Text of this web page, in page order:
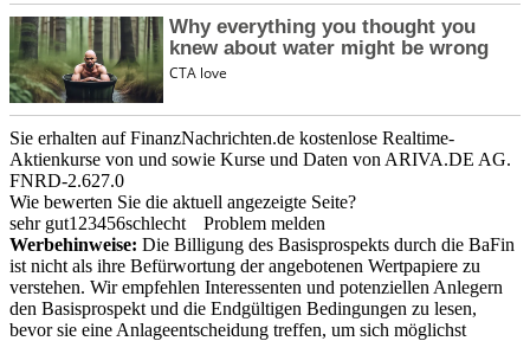
Sie erhalten auf FinanzNachrichten.de kostenlose Realtime-
Aktienkurse von und sowie Kurse und Daten von ARIVA.DE AG.
FNRD-2.627.0
Wie bewerten Sie die aktuell angezeigte Seite?
sehr gut1 23456schlecht
Problem melden
Werbehinweise: Die Billigung des Basisprospekts durch die BaFin
ist nicht als ihre Befürwortung der angebotenen Wertpapiere zu
verstehen. Wir empfehlen Interessenten und potenziellen Anlegern
den Basisprospekt und die Endgültigen Bedingungen zu lesen,
bevor sie eine Anlageentscheidung treffen, um sich möglichst